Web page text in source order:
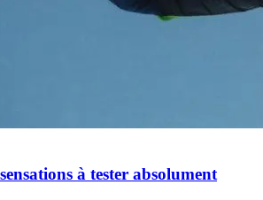
à tester absolument